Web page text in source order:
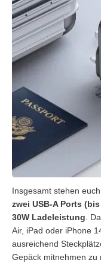
Insgesamt stehen
zwei USB-A Ports
30W Ladeleistung.
Air, iPad oder iPhone
ausreichend
Gepäck mitnehmen zu